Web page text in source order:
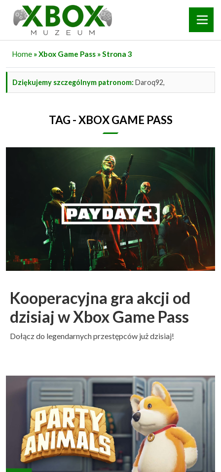
Home » Xbox Game Pass »Strona 3
Dziękujemy szczególnym patronom: Daroq92,
TAG - XBOX GAME PASS
Kooperacyjna gra akcji od
dzisiaj w Xbox Game Pass
Dołącz do legendarnych przestępców już dzisiaj!